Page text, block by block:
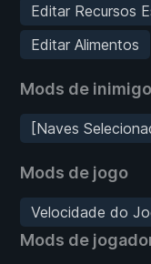
Editar Recursos
Editar Alimentos
Mods de
[Naves
Mods de jogo
Velocidade do
Mods de